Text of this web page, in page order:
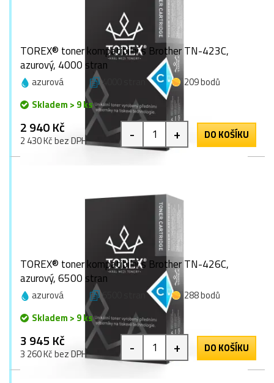
TOREX® toner kompatibilní s Brother TN-423C,
azurový, 4000 stran
azurová 4000 stran
209 bodů
Skladem > 9 ks
2 940 Kč
2 430 Kč bez DPH - + DO KOŠÍKU
TOREX® toner kompatibilní s Brother TN-426C,
azurový, 6500 stran
azurová 6500 stran
288 bodů
Skladem > 9 ks
3 945 Kč
3 260 Kč bez DPH - + DO KOŠÍKU